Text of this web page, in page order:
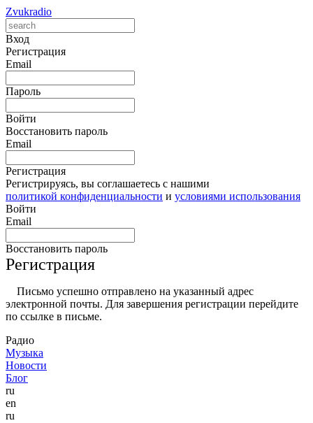
Zvukradio
Вход
Регистрация
Email
Пароль
Войти
Восстановить пароль
Email
Регистрация
Регистрируясь, вы соглашаетесь с нашими
политикой конфиденциальности и условиями использования
Войти
Email
Восстановить пароль
Регистрация
Письмо успешно отправлено на указанный адрес
электронной почты. Для завершения регистрации перейдите
по ссылке в письме.
Радио
Музыка
Новости
Блог
ru
en
ru